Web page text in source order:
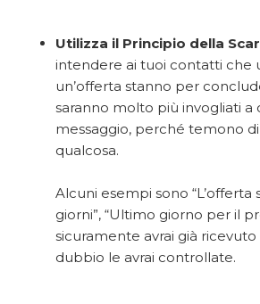
Utilizza il Principio della
intendere ai tuoi contatti che
un’offerta stanno per
saranno molto più invogliati a
messaggio, perché temono
qualcosa.
Alcuni esempi sono “L’offerta
giorni”, “Ultimo giorno per il
sicuramente avrai già
dubbio le avrai controllate.